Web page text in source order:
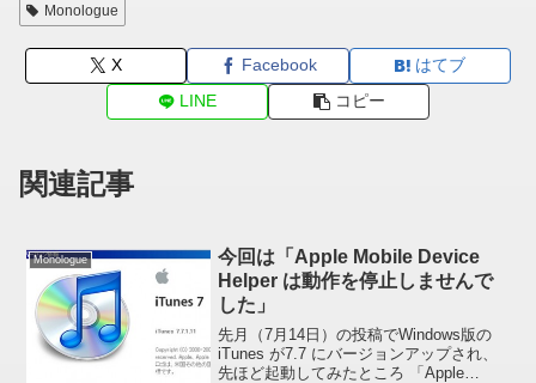
Monologue
X Facebook
はてブ
LINE
コピー
関連記事
Monologue
今回は「Apple Mobile Device
Helper は動作を停止しませんで
した」
先月（7月14日）の投稿でWindows版の
iTunes が7.7 にバージョンアップされ、
先ほど起動してみたところ 「Apple